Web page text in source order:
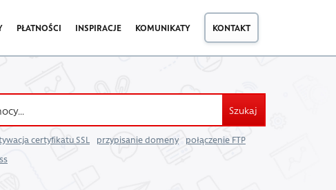
PŁATNOŚCI INSPIRACJE KOMUNIKATY KONTAKT
Szukaj
certyfikatu SSL przypisanie domeny
połączenie FTP